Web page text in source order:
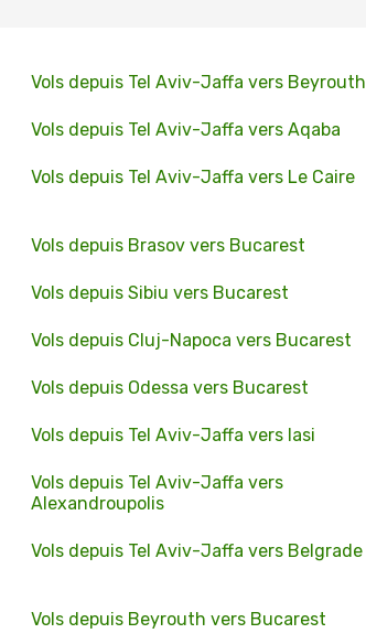
Vols depuis Tel Aviv-Jaffa vers Beyrouth
Vols depuis Tel Aviv-Jaffa vers Aqaba
Vols depuis Tel Aviv-Jaffa vers Le Caire
Vols depuis Brasov vers Bucarest
Vols depuis Sibiu vers Bucarest
Vols depuis Cluj-Napoca vers Bucarest
Vols depuis Odessa vers Bucarest
Vols depuis Tel Aviv-Jaffa vers Iasi
Vols depuis Tel Aviv-Jaffa vers
Alexandroupolis
Vols depuis Tel Aviv-Jaffa vers Belgrade
Vols depuis Beyrouth vers Bucarest